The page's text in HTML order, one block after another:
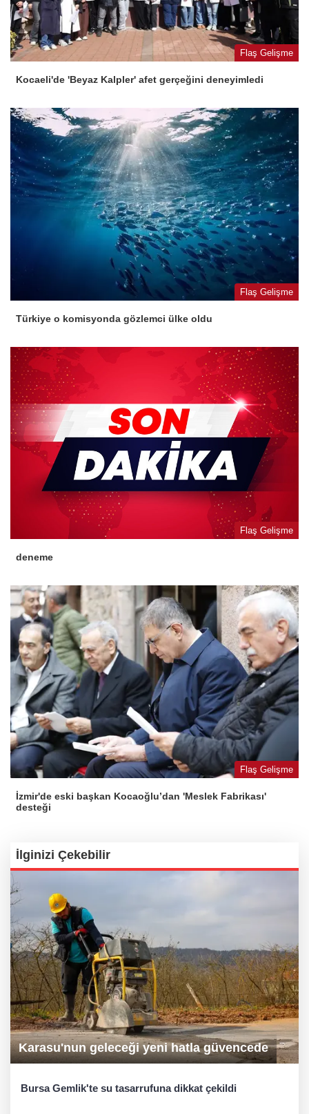
Flaş Gelişme
Kocaeli'de 'Beyaz Kalpler' afet gerçeğini deneyimledi
Flaş Gelişme
Türkiye o komisyonda gözlemci ülke oldu
Flaş Gelişme
deneme
Flaş Gelişme
İzmir'de eski başkan Kocaoğlu’dan 'Meslek Fabrikası'
desteği
İlginizi Çekebilir
Karasu'nun geleceği yeni hatla güvencede
Bursa Gemlik'te su tasarrufuna dikkat çekildi